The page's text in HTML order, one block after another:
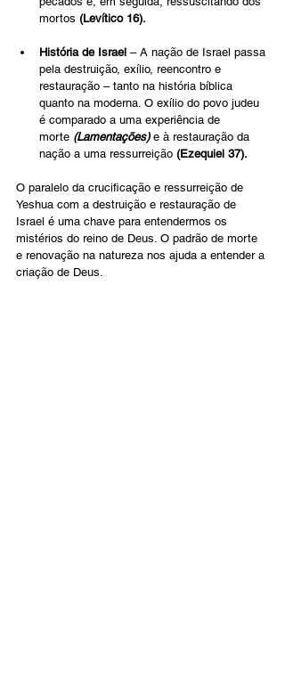
mortos (Levítico 16).
História de Israel – A nação de Israel passa
pela destruição, exílio, reencontro e
restauração – tanto na história bíblica
quanto na moderna. O exílio do povo judeu
é comparado a uma experiência de
morte (Lamentações) e à restauração da
nação a uma ressurreição (Ezequiel 37).
O paralelo da crucificação e ressurreição de
Yeshua com a destruição e restauração de
Israel é uma chave para entendermos os
mistérios do reino de Deus. O padrão de morte
e renovação na natureza nos ajuda a entender a
criação de Deus.